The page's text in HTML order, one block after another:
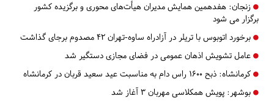
زنجان: هفدهمین همایش مدیران هیأت‌های محوری و برگزیده کشور
برگزار می شود
برخورد اتوبوس با تریلر در آزادراه ساوه-تهران ۴۲ مصدوم برجای گذاشت
عامل تشویش اذهان عمومی در فضای مجازی دستگیر شد
کرمانشاه: ذبح ۱۶۰۰ راس دام به مناسبت عید سعید قربان در کرمانشاه
بوشهر: پویش همکلاسی مهربان ۳ آغاز شد